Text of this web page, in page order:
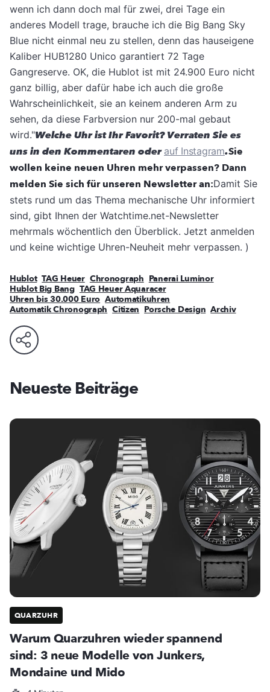
wenn ich dann doch mal für zwei, drei Tage ein
anderes Modell trage, brauche ich die Big Bang Sky
Blue nicht einmal neu zu stellen, denn das hauseigene
Kaliber HUB1280 Unico garantiert 72 Tage
Gangreserve. OK, die Hublot ist mit 24.900 Euro nicht
ganz billig, aber dafür habe ich auch die große
Wahrscheinlichkeit, sie an keinem anderen Arm zu
sehen, da diese Farbversion nur 200-mal gebaut
wird."Welche Uhr ist Ihr Favorit? Verraten Sie es
uns in den Kommentaren oder auf Instagram.Sie
wollen keine neuen Uhren mehr verpassen? Dann
melden Sie sich für unseren Newsletter an:Damit Sie
stets rund um das Thema mechanische Uhr informiert
sind, gibt Ihnen der Watchtime.net-Newsletter
mehrmals wöchentlich den Überblick. Jetzt anmelden
und keine wichtige Uhren-Neuheit mehr verpassen. )
Hublot TAG Heuer Chronograph Panerai Luminor
Hublot Big Bang TAG Heuer Aquaracer
Uhren bis 30.000 Euro Automatikuhren
Automatik Chronograph Citizen Porsche Design Archiv
Neueste Beiträge
QUARZUHR
Warum Quarzuhren wieder spannend
sind: 3 neue Modelle von Junkers,
Mondaine und Mido